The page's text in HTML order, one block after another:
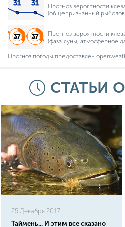
Прогноз вероятности
(общепризнанный
Прогноз вероятности
(фаза луны, атмосферное
Прогноз погоды предоставлен
СТАТЬИ
25 Декабря 2017
Таймень... И этим все сказано